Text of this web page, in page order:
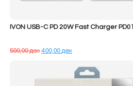
IVON USB-C PD 20W Fast Charger PD01
500,00денÇmimi
400,00ден
tanishëm
është:
400,00 ден.